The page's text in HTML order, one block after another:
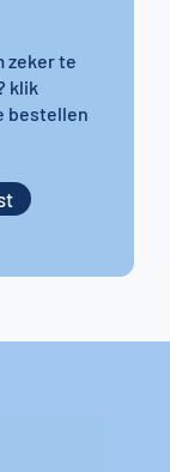
zeker te
klik
bestellen